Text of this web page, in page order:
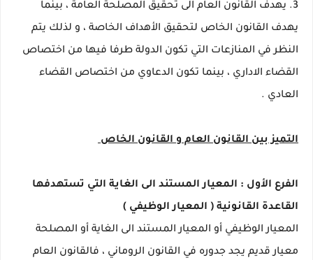
3. يهدف القانون العام الى تحقيق المصلحة العامة ، بينما
يهدف القانون الخاص لتحقيق الأهداف الخاصة ، و لذلك يتم
النظر في المنازعات التي تكون الدولة طرفا فيها من اختصاص
القضاء الاداري ، بينما تكون الدعاوي من اختصاص القضاء
العادي .
التميز بين القانون العام و القانون الخاص
الفرع الأول : المعيار المستند الى الغاية التي تستهدفها
القاعدة القانونية ( المعيار الوظيفي )
المعيار الوظيفي أو المعيار المستند الى الغاية أو المصلحة
معيار قديم يجد جدوره في القانون الروماني ، فالقانون العام